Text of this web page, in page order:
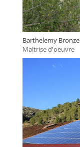
Barthelemy Bronze
Maitrise d'oeuvre